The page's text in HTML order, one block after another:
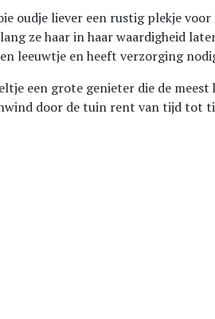
oudje liever een rustig plekje
ze haar in haar waardigheid
leeuwtje en heeft verzorging
een grote genieter die de
door de tuin rent van tijd tot